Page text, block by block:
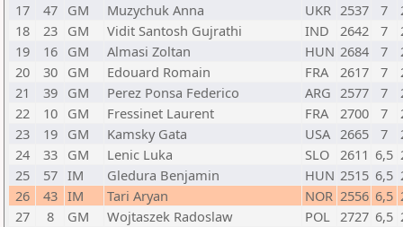
17
47 GM Muzychuk Anna UKR 2537 7
18
23 GM Vidit Santosh Gujrathi IND 2642 7
19
16 GM Almasi Zoltan HUN 2684 7
20
30 GM Edouard Romain FRA 2617 7
21
39 GM Perez Ponsa Federico ARG 2577 7
22
10 GM Fressinet Laurent FRA 2700 7
23
19 GM Kamsky Gata USA 2665 7
24
33 GM Lenic Luka SLO 2611 6,5
25
57 IM Gledura Benjamin HUN 2515 6,5
26
43 IM Tari Aryan NOR 2556 6,5
27
8 GM Wojtaszek Radoslaw POL 2727 6,5